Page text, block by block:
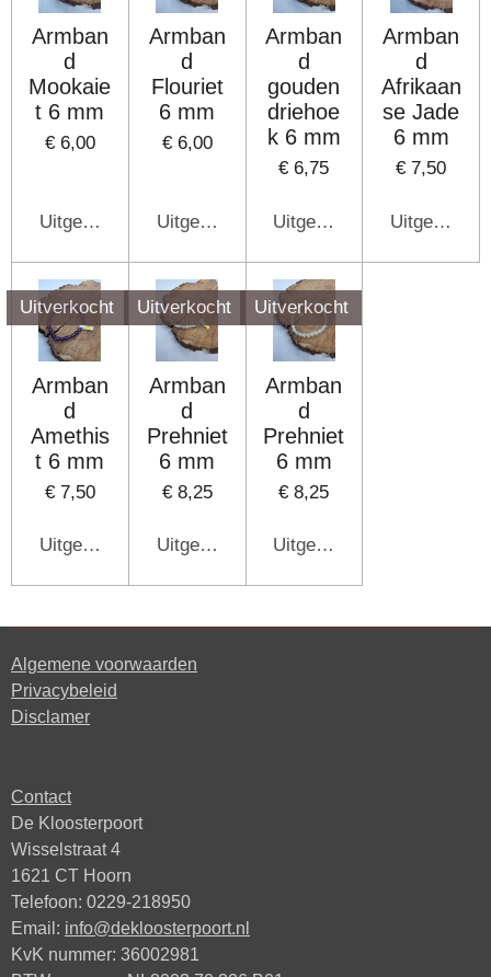
Armban
d
Mookaie
t 6 mm
€ 6,00
Uitgeschakeld
Armban
d
Flouriet
6 mm
€ 6,00
Uitgeschakeld
Armban
d
gouden
driehoe
k 6 mm
€ 6,75
Uitgeschakeld
Armban
d
Afrikaan
se Jade
6 mm
€ 7,50
Uitverkocht
Armban
d
Amethis
t 6 mm
€ 7,50
Uitgeschakeld
Uitverkocht
Armban
d
Prehniet
6 mm
€ 8,25
Uitgeschakeld
Uitverkocht
Armban
d
Prehniet
6 mm
€ 8,25
Uitgeschakeld
Algemene voorwaarden
Privacybeleid
Disclamer
Contact
De Kloosterpoort
Wisselstraat 4
1621 CT Hoorn
Telefoon: 0229-218950
Email: info@dekloosterpoort.nl
KvK nummer: 36002981